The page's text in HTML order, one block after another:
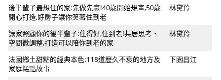
後半輩子最想住的家:先做先贏!40歲開始規畫,50歲
開心打造,好房子讓你笑著住到老
林黛羚
讓家照顧你的後半輩子:住得好,住到老!共居思考、
空間微調整,打造可以陪你到老的家
林黛羚
法國鄉土甜點的經典本色:118道歷久不衰的地方及
家庭糕點故事
下園昌江